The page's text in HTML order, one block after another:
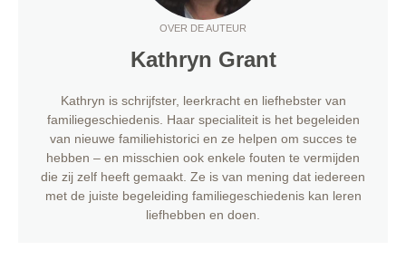
OVER DE AUTEUR
Kathryn Grant
Kathryn is schrijfster, leerkracht en liefhebster van
familiegeschiedenis. Haar specialiteit is het begeleiden
van nieuwe familiehistorici en ze helpen om succes te
hebben – en misschien ook enkele fouten te vermijden
die zij zelf heeft gemaakt. Ze is van mening dat iedereen
met de juiste begeleiding familiegeschiedenis kan leren
liefhebben en doen.